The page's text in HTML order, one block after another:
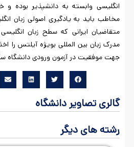
انگلیسی وابسته به دانشپذیر بوده و
مخاطب باید به یادگیری اصولی زبان
متقاضیان ایرانی که سطح زبان
مدرک زبان بین المللی بویژه آیلتس را
جهت موفقیت در آزمون ورودی دانشگاه
گالری تصاویر دانشگاه
رشته های دیگر